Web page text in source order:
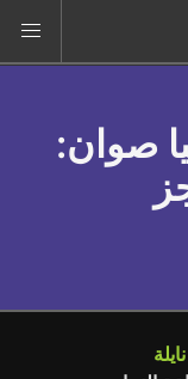
صوان: